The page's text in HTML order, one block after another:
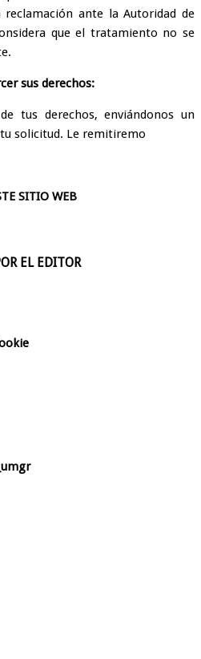
ante la Autoridad de
que el tratamiento no se
sus derechos:
tus derechos, enviándonos un
solicitud. Le remitiremo
SITIO WEB
EL EDITOR